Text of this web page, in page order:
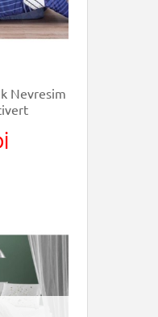
Nevresim